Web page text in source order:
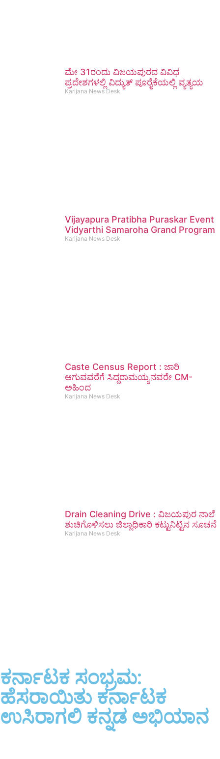
ಮೇ 31ರಂದು ವಿಜಯಪುರದ ವಿವಿಧ
ಪ್ರದೇಶಗಳಲ್ಲಿ ವಿದ್ಯುತ್ ಪೂರೈಕೆಯಲ್ಲಿ ವ್ಯತ್ಯಯ
Karijana News Desk
Vijayapura Pratibha Puraskar Event
Vidyarthi Samaroha Grand Program
Karijana News Desk
Caste Census Report : ಜಾರಿ
ಆಗುವವರೆಗೆ ಸಿದ್ದರಾಮಯ್ಯನವರೇ CM-
ಅಹಿಂದ
Karijana News Desk
Drain Cleaning Drive : ವಿಜಯಪುರ ನಾಲೆ
ಶುಚಿಗೊಳಿಸಲು ಜಿಲ್ಲಾಧಿಕಾರಿ ಕಟ್ಟುನಿಟ್ಟಿನ ಸೂಚನೆ
Karijana News Desk
ಕರ್ನಾಟಕ ಸಂಭ್ರಮ:
ಹೆಸರಾಯಿತು ಕರ್ನಾಟಕ
ಉಸಿರಾಗಲಿ ಕನ್ನಡ ಅಭಿಯಾನ